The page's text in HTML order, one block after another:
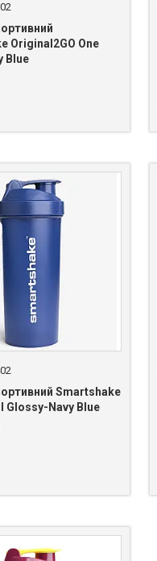
Original2GO One
Blue
Smartshake
Glossy-Navy Blue